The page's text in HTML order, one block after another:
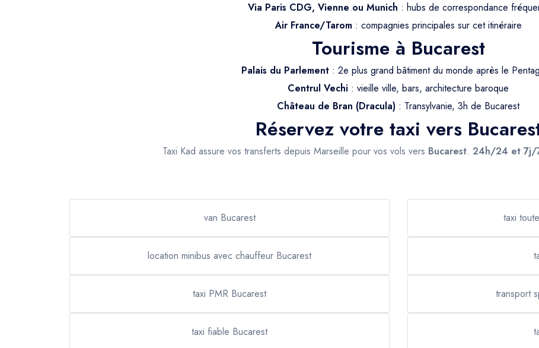
Via Paris CDG, Vienne ou Munich : hubs de correspondance
Air France/Tarom: compagnies principales sur cet itinéraire
Tourisme à Bucarest
Palais du Parlement: 2e plus grand bâtiment du monde après le
Centrul Vechi : vieille ville, bars, architecture baroque
Château de Bran (Dracula) : Transylvanie, 3h de Bucarest
Réservez votre taxi vers
Taxi Kad assure vos transferts depuis Marseille pour vos vols vers Bucarest. 24h/24 et 7j/
van Bucarest taxi
location minibus avec chauffeur Bucarest
taxi PMR Bucarest transport
taxi fiable Bucarest